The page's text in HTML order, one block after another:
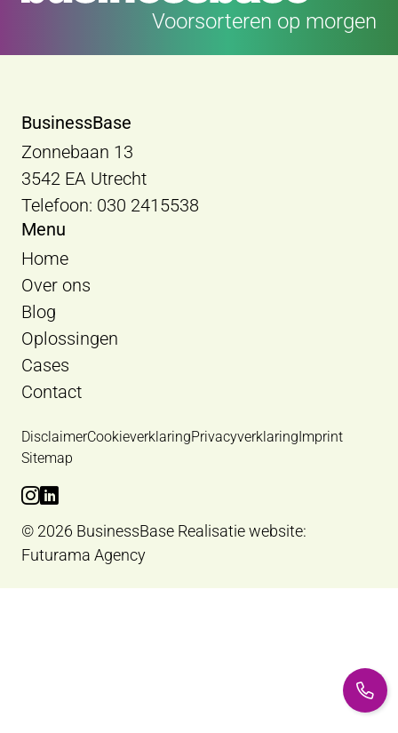
Voorsorteren op morgen
BusinessBase
Zonnebaan 13
3542 EA Utrecht
Telefoon: 030 2415538
Menu
Home
Over ons
Blog
Oplossingen
Cases
Contact
DisclaimerCookieverklaringPrivacyverklaringImprint
Sitemap
Bekijk Instagram van BusinessBase
Bekijk LinkedIn van BusinessBase
© 2026 BusinessBase Realisatie website:
Futurama Agency